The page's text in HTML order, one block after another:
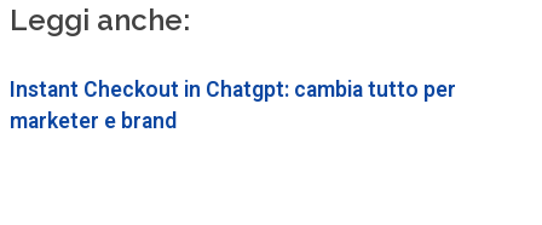
Leggi anche:
Instant Checkout in Chatgpt: cambia tutto per
marketer e brand